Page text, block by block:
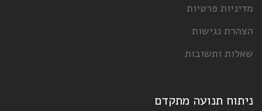
פרטיות
נגישות
ותשובות
תנועה מתקדם